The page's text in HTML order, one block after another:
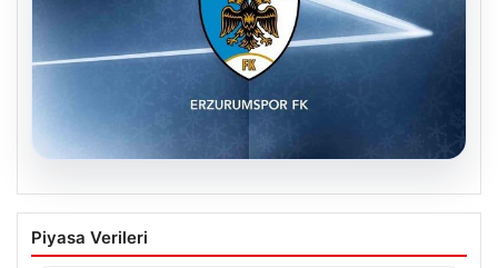
08.08.2026
Erzurumspor FK, Festy Ebosele ile ön
anlaşmaya vardı
Piyasa Verileri